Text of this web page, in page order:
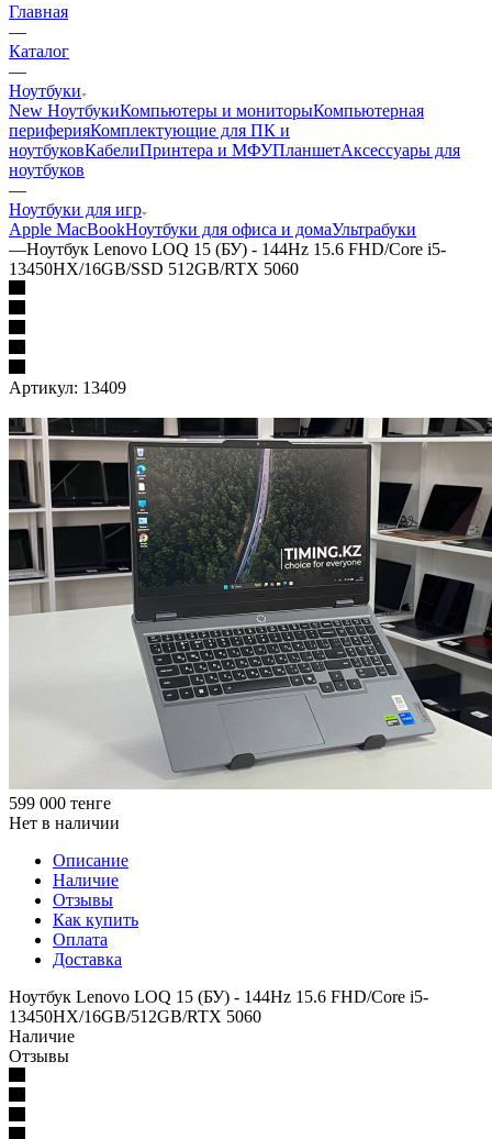
Главная
—
Каталог
—
Ноутбуки
New НоутбукиКомпьютеры и мониторыКомпьютерная
периферияКомплектующие для ПК и
ноутбуковКабелиПринтера и МФУПланшетАксессуары для
ноутбуков
—
Ноутбуки для игр
Apple MacBookНоутбуки для офиса и домаУльтрабуки
—Ноутбук Lenovo LOQ 15 (БУ) - 144Hz 15.6 FHD/Core i5-
13450HX/16GB/SSD 512GB/RTX 5060
Артикул: 13409
599 000 тенге
Нет в наличии
Описание
Наличие
Отзывы
Как купить
Оплата
Доставка
Ноутбук Lenovo LOQ 15 (БУ) - 144Hz 15.6 FHD/Core i5-
13450HX/16GB/512GB/RTX 5060
Наличие
Отзывы